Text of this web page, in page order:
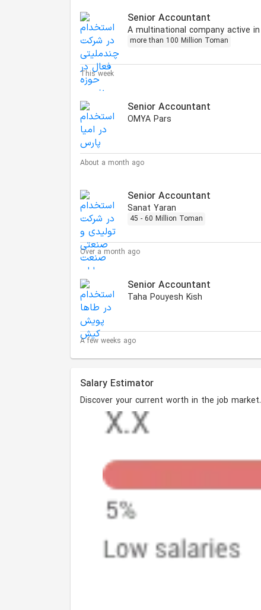
Senior Accountant
more than 100 Million Toman
This week
Senior Accountant
OMYA Pars
About a month ago
Senior Accountant
Sanat Yaran
45 - 60 Million Toman
Over a month ago
Senior Accountant
Taha Pouyesh Kish
A few weeks ago
Salary Estimator
Discover your current worth in the job market.